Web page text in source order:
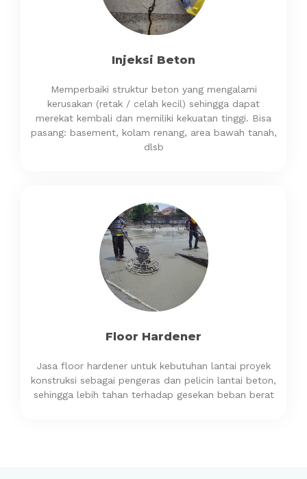
Injeksi Beton
Memperbaiki struktur beton yang mengalami
kerusakan (retak / celah kecil) sehingga dapat
merekat kembali dan memiliki kekuatan tinggi. Bisa
pasang: basement, kolam renang, area bawah tanah,
dlsb
Floor Hardener
Jasa floor hardener untuk kebutuhan lantai proyek
konstruksi sebagai pengeras dan pelicin lantai beton,
sehingga lebih tahan terhadap gesekan beban berat